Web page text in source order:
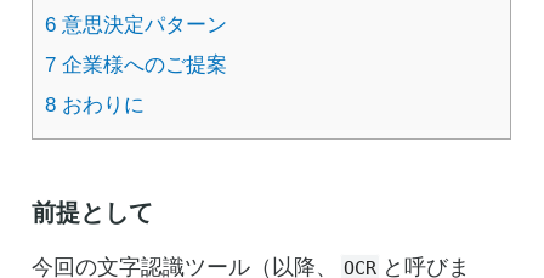
6 意思決定パターン
7 企業様へのご提案
8 おわりに
前提として
今回の文字認識ツール（以降、 OCR と呼びま